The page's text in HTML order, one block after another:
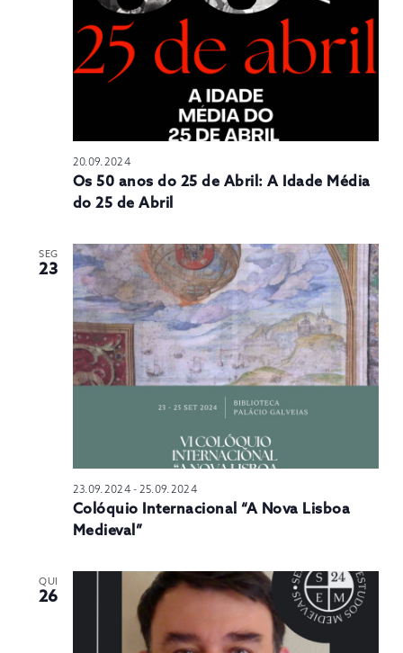
20.09.2024
Os 50 anos do 25 de Abril: A Idade Média
do 25 de Abril
SEG
23
23.09.2024- 25.09.2024
Colóquio Internacional “A Nova Lisboa
Medieval”
QUI
26